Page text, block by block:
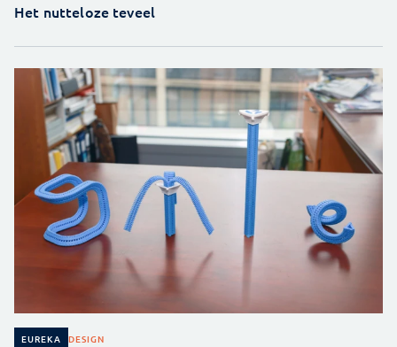
Het nutteloze teveel
EUREKA DESIGN